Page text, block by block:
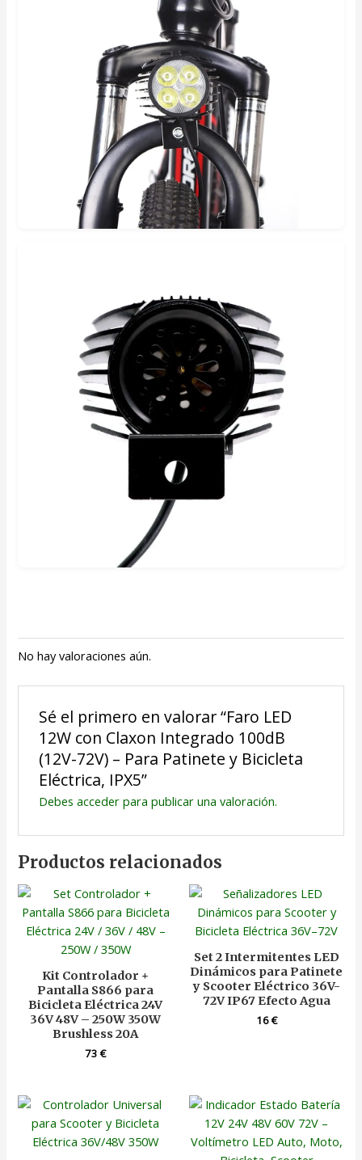
No hay valoraciones aún.
Sé el primero en valorar “Faro LED
12W con Claxon Integrado 100dB
(12V-72V) – Para Patinete y Bicicleta
Eléctrica, IPX5”
Debes accederpara publicar una valoración.
Productos relacionados
Kit Controlador +
Pantalla S866 para
Bicicleta Eléctrica 24V
36V 48V – 250W 350W
Brushless 20A
73€
Set 2 Intermitentes LED
Dinámicos para Patinete
y Scooter Eléctrico 36V-
72V IP67 Efecto Agua
16€